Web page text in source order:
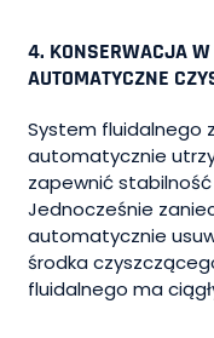
4. KONSERWACJA
AUTOMATYCZNE
System fluidalnego
automatycznie
zapewnić
Jednocześnie
automatycznie
środka
fluidalnego ma